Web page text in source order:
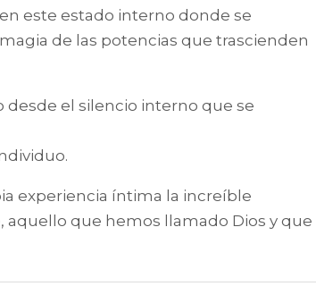
este estado interno donde se
de las potencias que trascienden
el silencio interno que se
experiencia íntima la increíble
aquello que hemos llamado Dios y que